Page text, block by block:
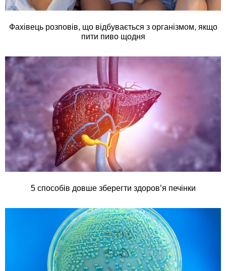
Фахівець розповів, що відбувається з організмом, якщо
пити пиво щодня
5 способів довше зберегти здоров’я печінки